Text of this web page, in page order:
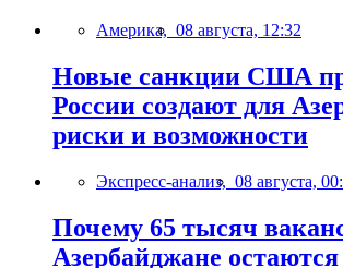
Америка, 08 августа, 12:32
Новые санкции США
России создают для
риски и возможности
Экспресс-анализ, 08 августа,
Почему 65 тысяч
Азербайджане остаются